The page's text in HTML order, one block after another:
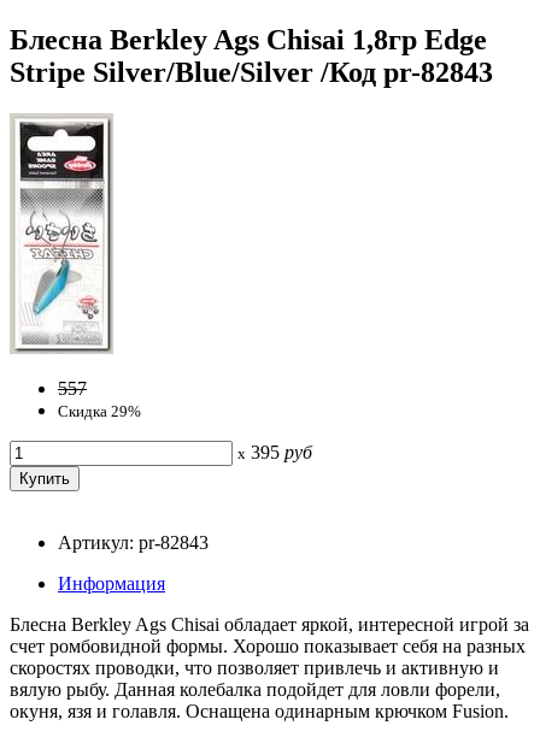
Блесна Berkley Ags Chisai 1,8гр Edge
Stripe Silver/Blue/Silver /Код pr-82843
557
Скидка 29%
x 395 руб
Артикул: pr-82843
Информация
Блесна Berkley Ags Chisai обладает яркой, интересной игрой за
счет ромбовидной формы. Хорошо показывает себя на разных
скоростях проводки, что позволяет привлечь и активную и
вялую рыбу. Данная колебалка подойдет для ловли форели,
окуня, язя и голавля. Оснащена одинарным крючком Fusion.